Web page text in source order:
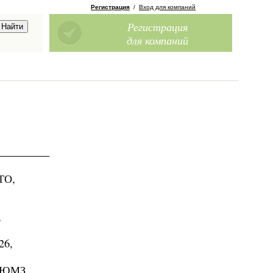
Регистрация / Вход для компаний
Регистрация
для компаний